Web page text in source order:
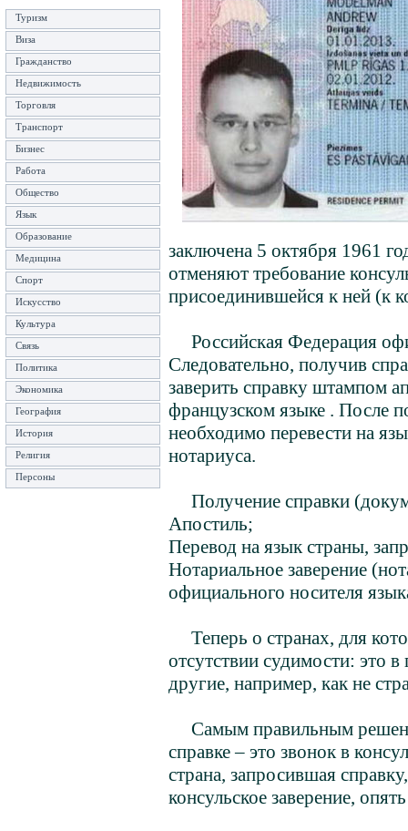
Туризм
Виза
Гражданство
Недвижимость
Торговля
Транспорт
Бизнес
Работа
Общество
Язык
Образование
Медицина
Спорт
Искусство
Культура
Связь
Политика
Экономика
География
История
Религия
Персоны
заключена 5 октября 1961
отменяют требование
присоединившейся к ней (к
Российская Федерация
Следовательно, получив
заверить справку штампом
французском языке . После
необходимо перевести на
нотариуса.
Получение справки
Апостиль;
Перевод на язык страны,
Нотариальное заверение
официального носителя
Теперь о странах, для
отсутствии судимости: это
другие, например, как не
Самым правильным
справке – это звонок в
страна, запросившая
консульское заверение,